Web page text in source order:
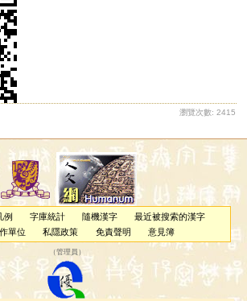
瀏覽次數: 2415
例 字庫統計 隨機漢字
最近被搜索的漢字
單位 私隱政策 免責聲明 意見簿
（管理員 ）